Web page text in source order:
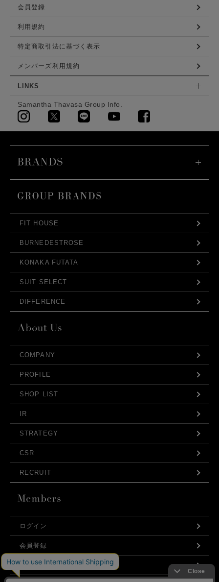
会員登録
利用規約
特定商取引法に基づく表示
メンバーズ利用規約
LINKS
Samantha Thavasa Group Info.
FIT HOUSE
BURNEDESTROSE
KONAKA FUTATA
SUIT SELECT
DIFFERENCE
COMPANY
PROFILE
SHOP LIST
IR
STRATEGY
CSR
RECRUIT
ログイン
会員登録
利用規約